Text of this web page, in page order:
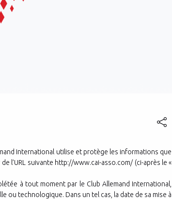
International utilise et protège les informations que
l’URL suivante http://www.cai-asso.com/ (ci-après le «
à tout moment par le Club Allemand International,
technologique. Dans un tel cas, la date de sa mise à